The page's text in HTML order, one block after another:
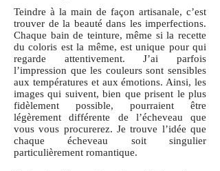
Teindre à la main de façon artisanale, c’est
trouver de la beauté dans les imperfections.
Chaque bain de teinture, même si la recette
du coloris est la même, est unique pour qui
regarde attentivement. J’ai parfois
l’impression que les couleurs sont sensibles
aux températures et aux émotions. Ainsi, les
images qui suivent, bien que prisent le plus
fidèlement possible, pourraient être
légèrement différente de l’écheveau que
vous vous procurerez. Je trouve l’idée que
chaque écheveau soit singulier
particulièrement romantique.